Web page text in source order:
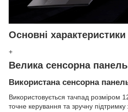
Основні характеристики
+
Велика сенсорна панель
Використана сенсорна
Використовується тачпад розміром
точне керування та зручну підтримку